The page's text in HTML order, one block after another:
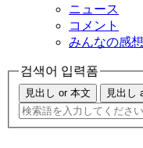
ニュース
コメント
みんなの感想
검색어 입력폼
見出し or 本文 見出し